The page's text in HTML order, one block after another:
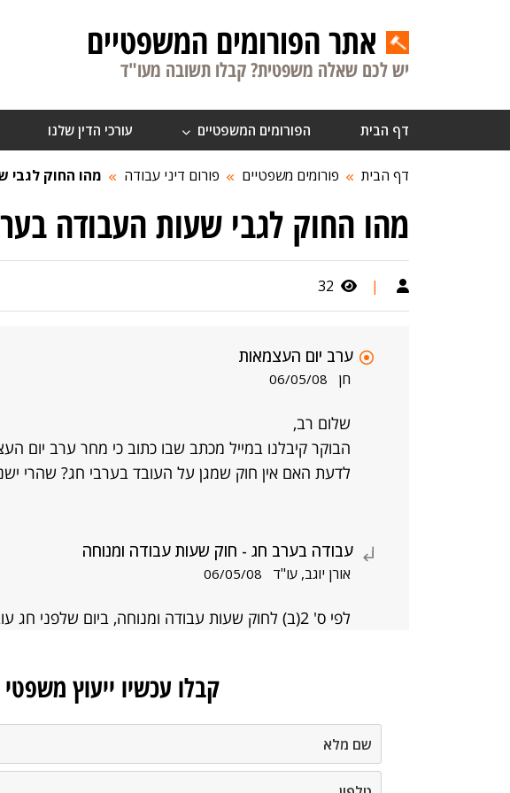
אתר הפורומים המשפטיים
יש לכם שאלה משפטית? קבלו תשובה מעו"ד
דף הבית הפורומים המשפטיים עורכי הדין שלנו
דף הבית פורומים משפטיים פורום דיני עבודה מהו החוק לגבי
מהו החוק לגבי שעות העבודה
|
32
ערב יום העצמאות
חן 06/05/08
שלום רב,
לדעת האם אין חוק שמגן על העובד בערבי חג? שהרי
עבודה בערב חג - חוק שעות עבודה ומנוחה
אורן יוגב, עו"ד 06/05/08
לפי ס' 2(ב) לחוק שעות עבודה ומנוחה, ביום שלפני חג עובדים 7 שעות.
קבלו עכשיו ייעוץ